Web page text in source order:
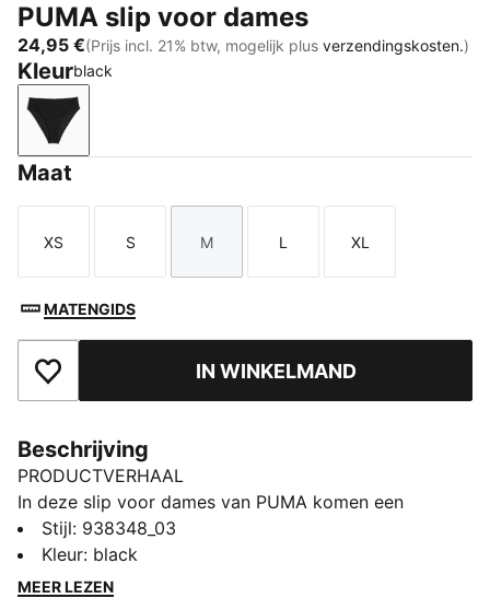
PUMA slip voor dames
24,95 €(Prijs incl. 21% btw, mogelijk plus verzendingskosten.)
Kleurblack
black
Maat
Maat
XS
Maat
S
Maat
M
Maat
L
Maat
XL
MATENGIDS
Toegevoegd aan favorietenIN WINKELMAND
Beschrijving
PRODUCTVERHAAL
In deze slip voor dames van PUMA komen een
modieus design en ultiem comfort samen – zo geniet
je gegarandeerd van elke dag. Duik erin met PUMA.
DETAILS
Stijl: 938348_03
Kleur: black
MEER LEZEN